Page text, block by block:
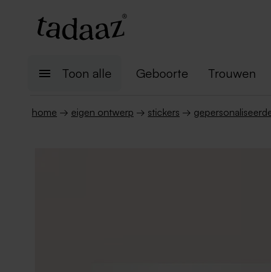
Toon alle Geboorte Trouwen
home → eigen ontwerp → stickers →